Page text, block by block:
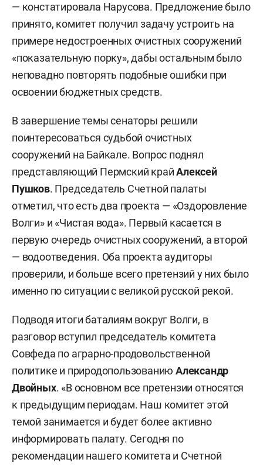
— констатировала Нарусова. Предложение было
принято, комитет получил задачу устроить на
примере недостроенных очистных сооружений
«показательную порку», дабы остальным было
неповадно повторять подобные ошибки при
освоении бюджетных средств.
В завершение темы сенаторы решили
поинтересоваться судьбой очистных
сооружений на Байкале. Вопрос поднял
представляющий Пермский крайАлексей
Пушков. Председатель Счетной палаты
отметил, что есть два проекта — «Оздоровление
Волги» и «Чистая вода». Первый касается в
первую очередь очистных сооружений, а второй
— водоотведения. Оба проекта аудиторы
проверили, и больше всего претензий у них было
именно по ситуации с великой русской рекой.
Подводя итоги баталиям вокруг Волги, в
разговор вступил председатель комитета
Совфеда по аграрно-продовольственной
политике и природопользованиюАлександр
Двойных. «В основном все претензии относятся
к предыдущим периодам. Наш комитет этой
темой занимается и будет более активно
информировать палату. Сегодня по
рекомендации нашего комитета и Счетной